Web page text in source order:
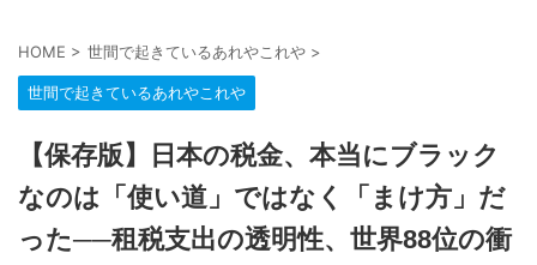
HOME > 世間で起きているあれやこれや >
世間で起きているあれやこれや
【保存版】日本の税金、本当にブラック
なのは「使い道」ではなく「まけ方」だ
った──租税支出の透明性、世界88位の衝